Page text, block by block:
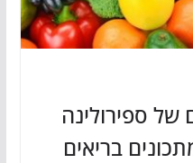
של ספירולינה
בריאים